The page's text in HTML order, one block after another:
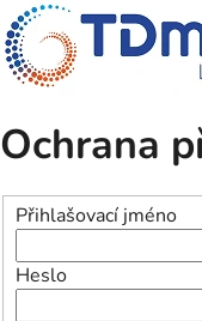
Ochrana
Přihlašovací jméno
Heslo